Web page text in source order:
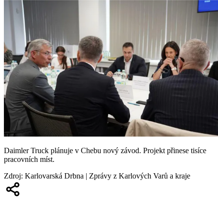
Daimler Truck plánuje v Chebu nový závod. Projekt přinese tisíce
pracovních míst.
Zdroj: Karlovarská Drbna | Zprávy z Karlových Varů a kraje